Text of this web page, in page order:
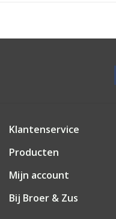
Klantenservice
Producten
Mijn account
Bij Broer & Zus